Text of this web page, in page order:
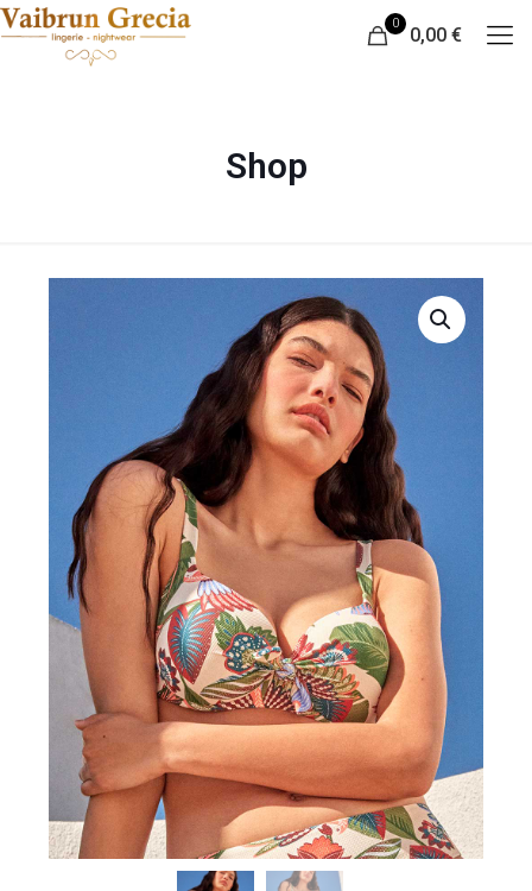
0
0,00 €
Shop